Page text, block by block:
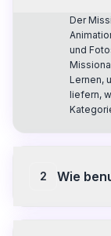
Der
und
Lernen,
liefern,
2 Wie